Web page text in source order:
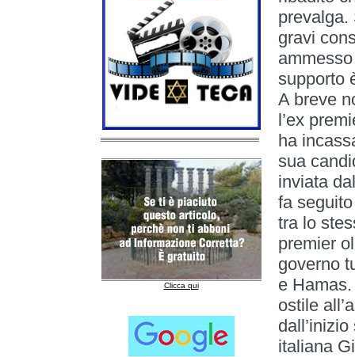
Clicca qui
prevalga.
gravi
supporto
A breve
l’ex
ha
sua
inviata
fa
tra lo
premier
governo
e
ostile
italiana